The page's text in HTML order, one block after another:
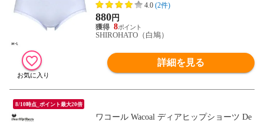
4.0 (2件)
880円
8
SHIROHATO（白鳩）
詳細を見る
8/10時点_ポイント最大20倍
ワコール Wacoal ディアヒップショーツ De